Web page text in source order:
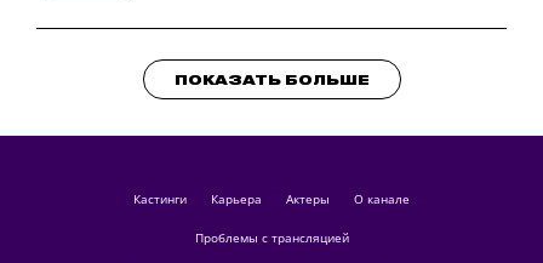
ПОКАЗАТЬ БОЛЬШЕ
кастинги Карьера актеры О канале
Проблемы с трансляцией